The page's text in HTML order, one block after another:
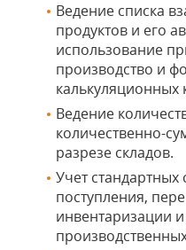
Ведение списка
продуктов и его
использование
производство и
калькуляционных
Ведение
количественно-
разрезе складов.
Учет стандартных
поступления,
инвентаризации